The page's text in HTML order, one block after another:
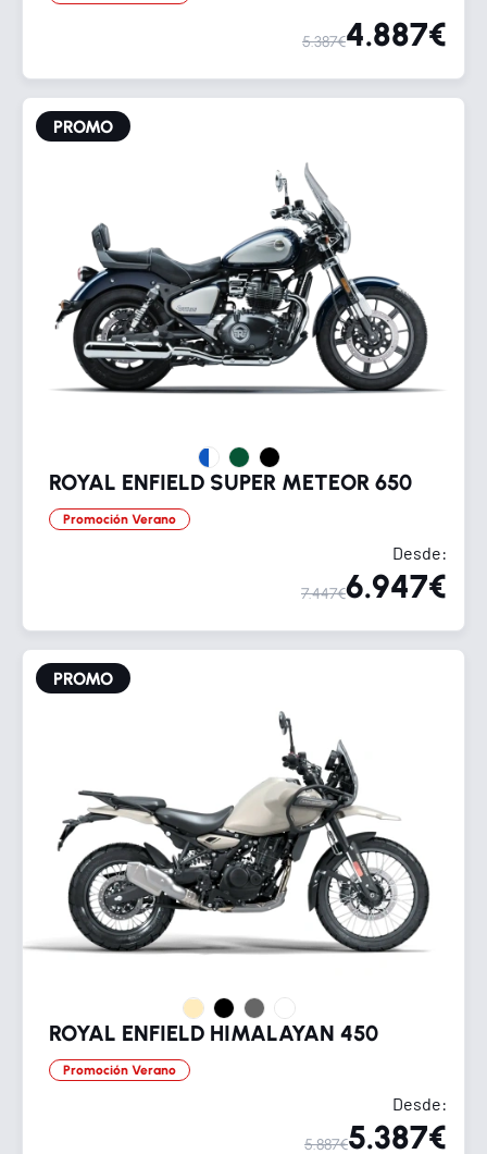
5.387€4.887€
PROMO
ROYAL ENFIELD SUPER METEOR 650
Promoción Verano
Desde:
7.447€6.947€
PROMO
ROYAL ENFIELD HIMALAYAN 450
Promoción Verano
Desde:
5.887€5.387€